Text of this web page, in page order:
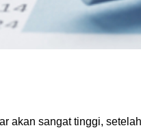
akan sangat tinggi,